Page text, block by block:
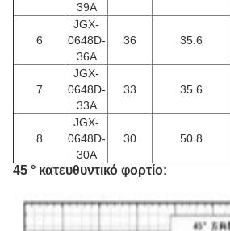
39Α
6
JGX-
0648D-
36A
36 35.6
7
JGX-
0648D-
33A
33 35.6
8
JGX-
0648D-
30A
30 50.8
45 ° κατευθυντικό φορτίο: